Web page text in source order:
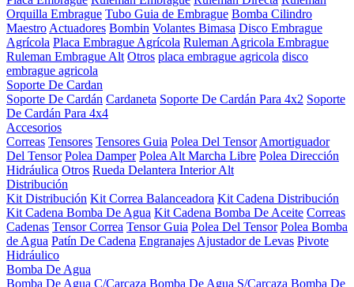
Orquilla Embrague Tubo Guia de Embrague Bomba Cilindro
Maestro Actuadores Bombin Volantes Bimasa Disco Embrague
Agrícola Placa Embrague Agrícola Ruleman Agricola Embrague
Ruleman Embrague Alt Otros placa embrague agricola disco
embrague agricola
Soporte De Cardan
Soporte De Cardán Cardaneta Soporte De Cardán Para 4x2 Soporte
De Cardán Para 4x4
Accesorios
Correas Tensores Tensores Guia Polea Del Tensor Amortiguador
Del Tensor Polea Damper Polea Alt Marcha Libre Polea Dirección
Hidráulica Otros Rueda Delantera Interior Alt
Distribución
Kit Distribución Kit Correa Balanceadora Kit Cadena Distribución
Kit Cadena Bomba De Agua Kit Cadena Bomba De Aceite Correas
Cadenas Tensor Correa Tensor Guia Polea Del Tensor Polea Bomba
de Agua Patín De Cadena Engranajes Ajustador de Levas Pivote
Hidráulico
Bomba De Agua
Bomba De Agua C/Carcaza Bomba De Agua S/Carcaza Bomba De